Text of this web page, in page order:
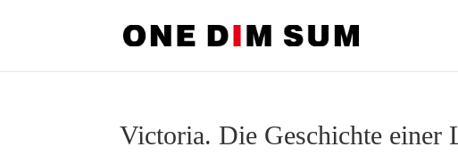
Victoria. Die Geschichte einer